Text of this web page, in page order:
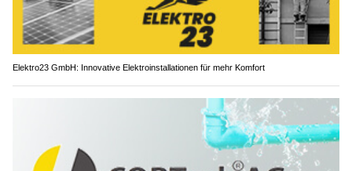
Elektro23 GmbH: Innovative Elektroinstallationen für mehr Komfort